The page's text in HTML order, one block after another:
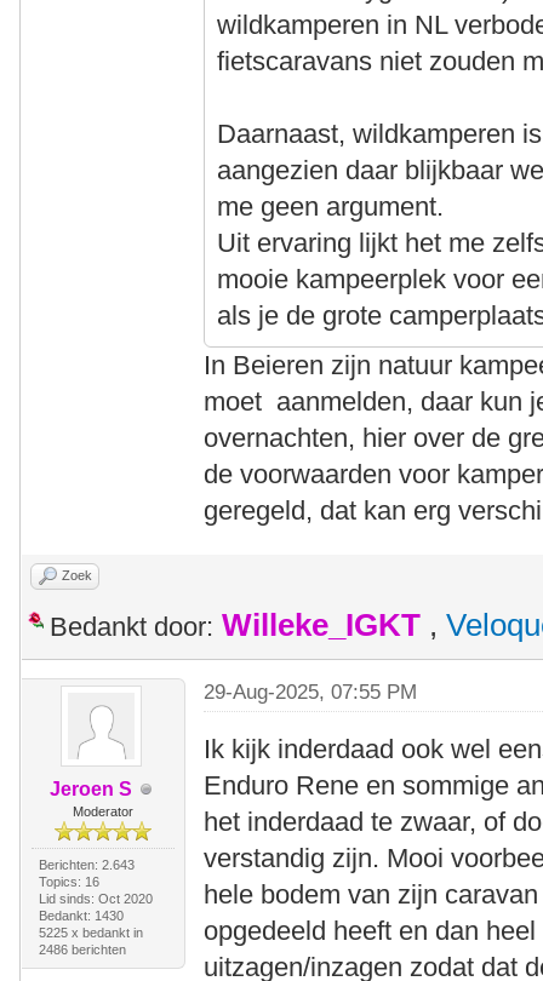
wildkamperen in NL
fietscaravans niet zouden
Daarnaast, wildkamperen
aangezien daar blijkbaar
me geen argument.
Uit ervaring lijkt het me
mooie kampeerplek voor
als je de grote
In Beieren zijn natuur
moet aanmelden, daar kun
overnachten, hier over de
de voorwaarden voor
geregeld, dat kan erg
Zoek
Bedankt door: Willeke_IGKT ,
Jeroen S
Moderator
Berichten: 2.643
Topics: 16
Lid sinds: Oct 2020
Bedankt: 1430
5225 x bedankt in
2486 berichten
29-Aug-2025, 07:55 PM
Ik kijk inderdaad ook wel
Enduro Rene en sommige
het inderdaad te zwaar, of
verstandig zijn. Mooi
hele bodem van zijn
opgedeeld heeft en dan
uitzagen/inzagen zodat dat